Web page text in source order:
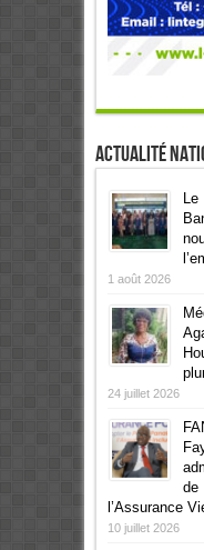
Actualité
Le
1 août 2026
24 juillet 2026
de
l’Assurance
10 juillet 2026